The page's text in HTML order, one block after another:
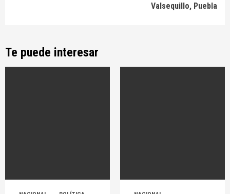
Valsequillo, Puebla
Te puede interesar